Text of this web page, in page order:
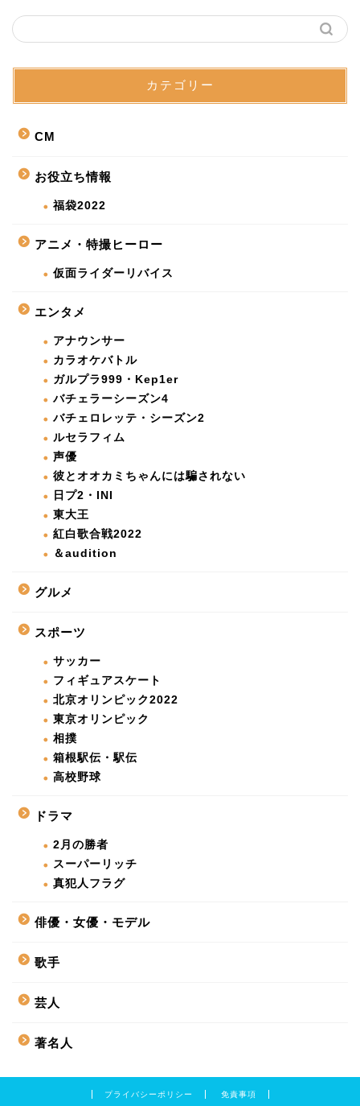
カテゴリー
CM
お役立ち情報
福袋2022
アニメ・特撮ヒーロー
仮面ライダーリバイス
エンタメ
アナウンサー
カラオケバトル
ガルプラ999・Kep1er
バチェラーシーズン4
バチェロレッテ・シーズン2
ルセラフィム
声優
彼とオオカミちゃんには騙されない
日プ2・INI
東大王
紅白歌合戦2022
＆audition
グルメ
スポーツ
サッカー
フィギュアスケート
北京オリンピック2022
東京オリンピック
相撲
箱根駅伝・駅伝
高校野球
ドラマ
2月の勝者
スーパーリッチ
真犯人フラグ
俳優・女優・モデル
歌手
芸人
著名人
プライバシーポリシー 免責事項